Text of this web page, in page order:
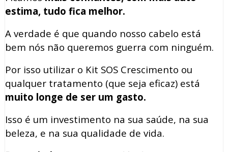
estima, tudo fica melhor.
A verdade é que quando nosso cabelo está
bem nós não queremos guerra com ninguém.
Por isso utilizar o Kit SOS Crescimento ou
qualquer tratamento (que seja eficaz) está
muito longe de ser um gasto.
Isso é um investimento na sua saúde, na sua
beleza, e na sua qualidade de vida.